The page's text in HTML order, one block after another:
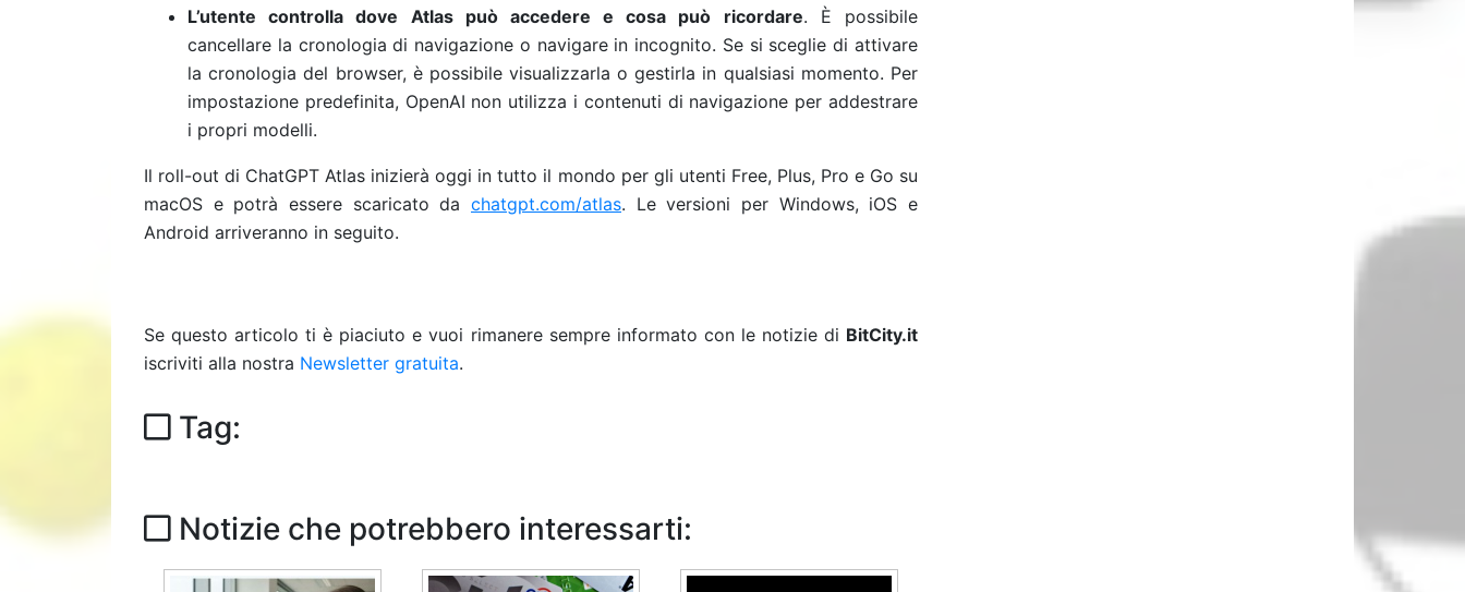
L’utente controlla dove Atlas può accedere e cosa può ricordare. È possibile
cancellare la cronologia di navigazione o navigare in incognito. Se si sceglie di attivare
la cronologia del browser, è possibile visualizzarla o gestirla in qualsiasi momento. Per
impostazione predefinita, OpenAI non utilizza i contenuti di navigazione per addestrare
i propri modelli.
Il roll-out di ChatGPT Atlas inizierà oggi in tutto il mondo per gli utenti Free, Plus, Pro e Go su
macOS e potrà essere scaricato da chatgpt.com/atlas. Le versioni per Windows, iOS e
Android arriveranno in seguito.
Se questo articolo ti è piaciuto e vuoi rimanere sempre informato con le notizie di BitCity.it
iscriviti alla nostra Newsletter gratuita.
Tag:
Notizie che potrebbero interessarti: